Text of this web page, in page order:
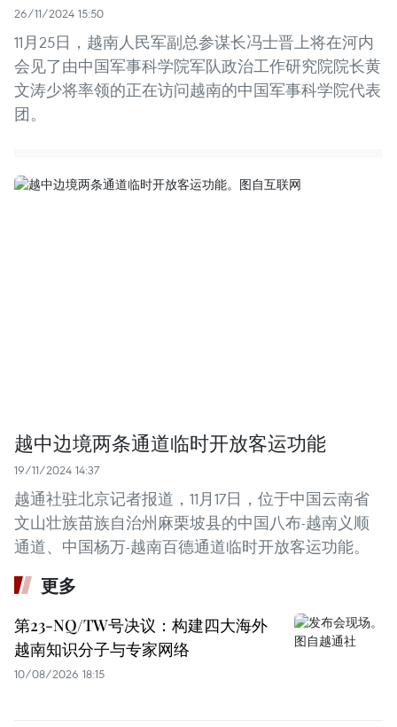
26/11/2024 15:50
11月25日，越南人民军副总参谋长冯士晋上将在河内
会见了由中国军事科学院军队政治工作研究院院长黄
文涛少将率领的正在访问越南的中国军事科学院代表
团。
越中边境两条通道临时开放客运功能
19/11/2024 14:37
越通社驻北京记者报道，11月17日，位于中国云南省
文山壮族苗族自治州麻栗坡县的中国八布-越南义顺
通道、中国杨万-越南百德通道临时开放客运功能。
更多
第23-NQ/TW号决议：构建四大海外
越南知识分子与专家网络
10/08/2026 18:15